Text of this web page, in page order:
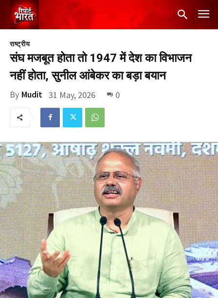
राष्ट्रीय
संघ मजबूत होता तो 1947 में देश का विभाजन
नहीं होता, सुनील आंबेकर का बड़ा बयान
By Mudit 31 May, 2026 0